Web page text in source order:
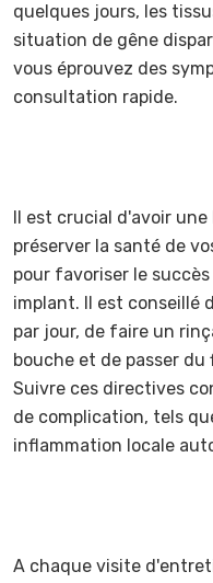
quelques jours, les
situation de gêne
vous éprouvez des
consultation rapide.
Il est crucial d'avoir
préserver la santé de
pour favoriser le
implant. Il est conseillé
par jour, de faire un
bouche et de passer
Suivre ces directives
de complication, tels
inflammation locale
A chaque visite